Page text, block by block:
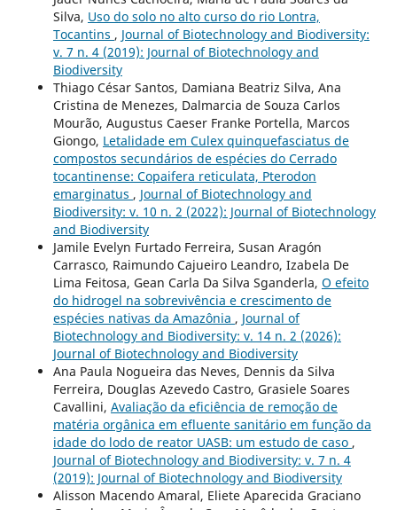
Silva, Uso do solo no alto curso do rio Lontra,
Tocantins , Journal of Biotechnology and Biodiversity:
v. 7 n. 4 (2019): Journal of Biotechnology and
Biodiversity
Thiago César Santos, Damiana Beatriz Silva, Ana
Cristina de Menezes, Dalmarcia de Souza Carlos
Mourão, Augustus Caeser Franke Portella, Marcos
Giongo, Letalidade em Culex quinquefasciatus de
compostos secundários de espécies do Cerrado
tocantinense: Copaifera reticulata, Pterodon
emarginatus , Journal of Biotechnology and
Biodiversity: v. 10 n. 2 (2022): Journal of Biotechnology
and Biodiversity
Jamile Evelyn Furtado Ferreira, Susan Aragón
Carrasco, Raimundo Cajueiro Leandro, Izabela De
Lima Feitosa, Gean Carla Da Silva Sganderla, O efeito
do hidrogel na sobrevivência e crescimento de
espécies nativas da Amazônia , Journal of
Biotechnology and Biodiversity: v. 14 n. 2 (2026):
Journal of Biotechnology and Biodiversity
Ana Paula Nogueira das Neves, Dennis da Silva
Ferreira, Douglas Azevedo Castro, Grasiele Soares
Cavallini, Avaliação da eficiência de remoção de
matéria orgânica em efluente sanitário em função da
idade do lodo de reator UASB: um estudo de caso ,
Journal of Biotechnology and Biodiversity: v. 7 n. 4
(2019): Journal of Biotechnology and Biodiversity
Alisson Macendo Amaral, Eliete Aparecida Graciano